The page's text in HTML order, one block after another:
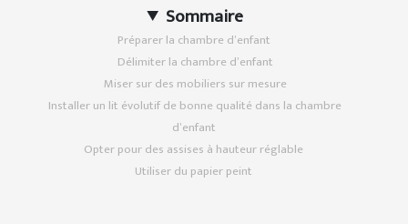
Sommaire
Préparer la chambre d’enfant
Délimiter la chambre d’enfant
Miser sur des mobiliers sur mesure
Installer un lit évolutif de bonne qualité dans la chambre
d’enfant
Opter pour des assises à hauteur réglable
Utiliser du papier peint